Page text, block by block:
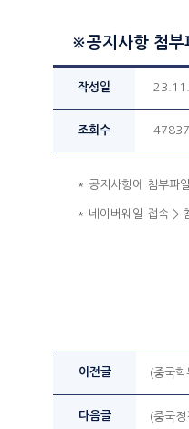
※공지사항 첨
작성일
조회수 47837
* 공지사항에 첨부파
* 네이버웨일 접속 >
이전글 (중국
다음글 (중국